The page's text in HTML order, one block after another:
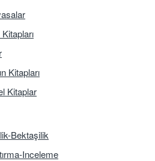
Kitapları
Kitaplar
Bektaşilik
Inceleme